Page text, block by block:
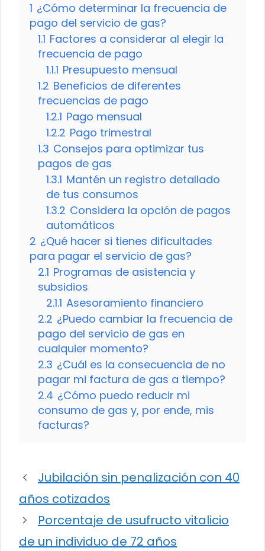
1 ¿Cómo determinar la frecuencia de
pago del servicio de gas?
1.1 Factores a considerar al elegir la
frecuencia de pago
1.1.1 Presupuesto mensual
1.2 Beneficios de diferentes
frecuencias de pago
1.2.1 Pago mensual
1.2.2 Pago trimestral
1.3 Consejos para optimizar tus
pagos de gas
1.3.1 Mantén un registro detallado
de tus consumos
1.3.2 Considera la opción de pagos
automáticos
2 ¿Qué hacer si tienes dificultades
para pagar el servicio de gas?
2.1 Programas de asistencia y
subsidios
2.1.1 Asesoramiento financiero
2.2 ¿Puedo cambiar la frecuencia de
pago del servicio de gas en
cualquier momento?
2.3 ¿Cuál es la consecuencia de no
pagar mi factura de gas a tiempo?
2.4 ¿Cómo puedo reducir mi
consumo de gas y, por ende, mis
facturas?
Jubilación sin penalización con 40
años cotizados
Porcentaje de usufructo vitalicio
de un individuo de 72 años